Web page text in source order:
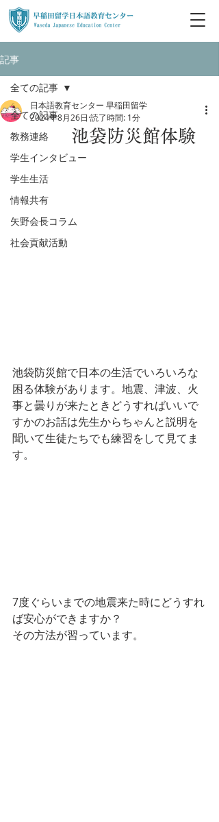
記事
全ての記事
教務連絡
学生インタビュー
学生生活
情報共有
矢野会長コラム
社会貢献活動
全ての記事
池袋防災館体験
日本語教育センター 早稲田留学
2024年8月26日 読了時間: 1分
池袋防災館で日本の生活でいろいろな
困る体験があります。地震、津波、火
事と曇りが来たときどうすればいいで
すかのお話は先生からちゃんと説明を
聞いて生徒たちでも練習をして見てま
す。
7度ぐらいまでの地震来た時にどうすれ
ば安心ができますか？
その方法が習っています。